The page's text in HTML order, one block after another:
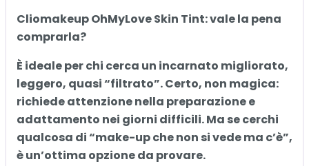
Cliomakeup OhMyLove Skin Tint: vale la pena
comprarla?
È ideale per chi cerca un incarnato migliorato,
leggero, quasi “filtrato”. Certo, non magica:
richiede attenzione nella preparazione e
adattamento nei giorni difficili. Ma se cerchi
qualcosa di “make-up che non si vede ma c’è”,
è un’ottima opzione da provare.